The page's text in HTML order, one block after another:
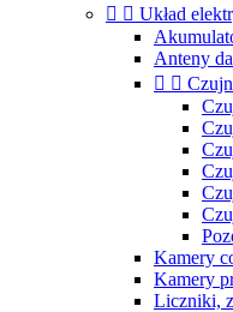
  Układ
Anteny
 
Kamery
Kamery
Liczniki,